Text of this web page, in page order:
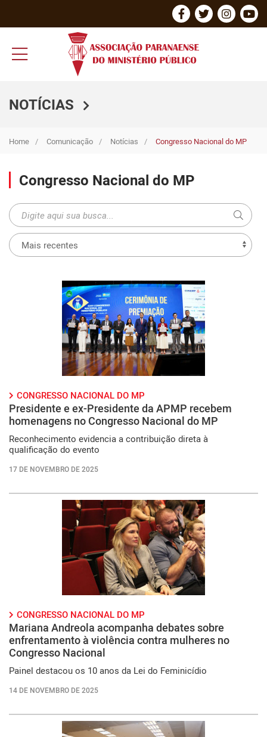
NOTÍCIAS
Home Comunicação Notícias Congresso Nacional do MP
Congresso Nacional do MP
CONGRESSO NACIONAL DO MP
Presidente e ex-Presidente da APMP recebem
homenagens no Congresso Nacional do MP
Reconhecimento evidencia a contribuição direta à
qualificação do evento
17 DE NOVEMBRO DE 2025
CONGRESSO NACIONAL DO MP
Mariana Andreola acompanha debates sobre
enfrentamento à violência contra mulheres no
Congresso Nacional
Painel destacou os 10 anos da Lei do Feminicídio
14 DE NOVEMBRO DE 2025